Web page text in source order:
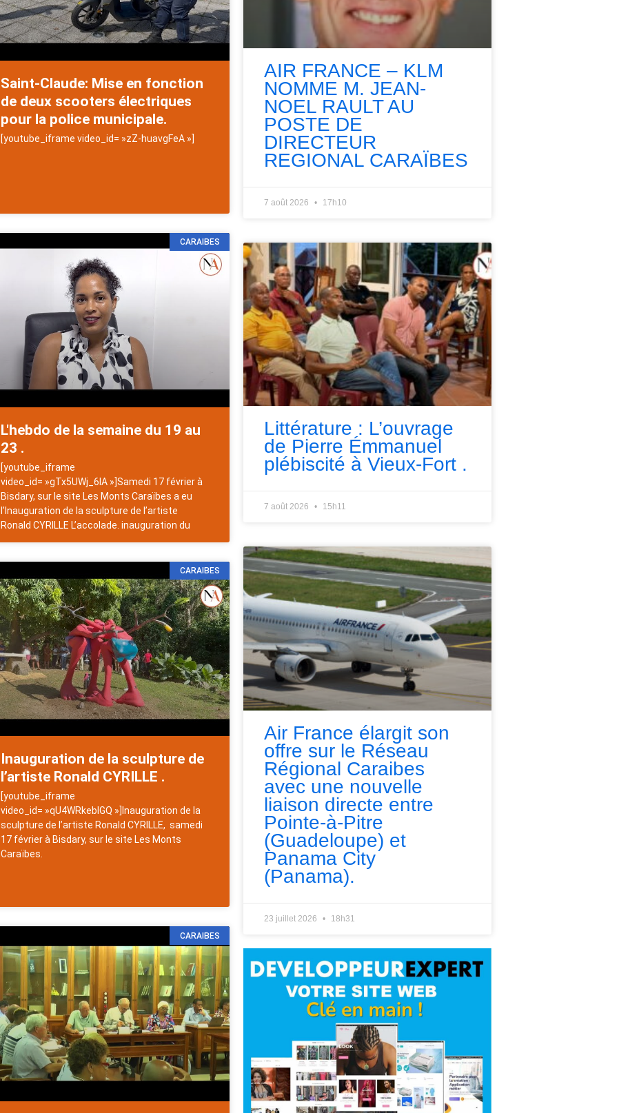
Saint-Claude: Mise en fonction
de deux scooters électriques
pour la police municipale.
[youtube_iframe video_id= »zZ-huavgFeA »]
CARAIBES
L'hebdo de la semaine du 19 au
23 .
[youtube_iframe
video_id= »gTx5UWj_6lA »]Samedi 17 février à
Bisdary, sur le site Les Monts Caraïbes a eu
l’Inauguration de la sculpture de l’artiste
Ronald CYRILLE L’accolade. inauguration du
CARAIBES
Inauguration de la sculpture de
l’artiste Ronald CYRILLE .
[youtube_iframe
video_id= »qU4WRkebIGQ »]Inauguration de la
sculpture de l’artiste Ronald CYRILLE, samedi
17 février à Bisdary, sur le site Les Monts
Caraïbes.
CARAIBES
AIR FRANCE – KLM
NOMME M. JEAN-
NOEL RAULT AU
POSTE DE
DIRECTEUR
REGIONAL CARAÏBES
7 août 2026 17h10
Littérature : L’ouvrage
de Pierre Émmanuel
plébiscité à Vieux-Fort .
7 août 2026 15h11
Air France élargit son
offre sur le Réseau
Régional Caraibes
avec une nouvelle
liaison directe entre
Pointe-à-Pitre
(Guadeloupe) et
Panama City
(Panama).
23 juillet 2026 18h31